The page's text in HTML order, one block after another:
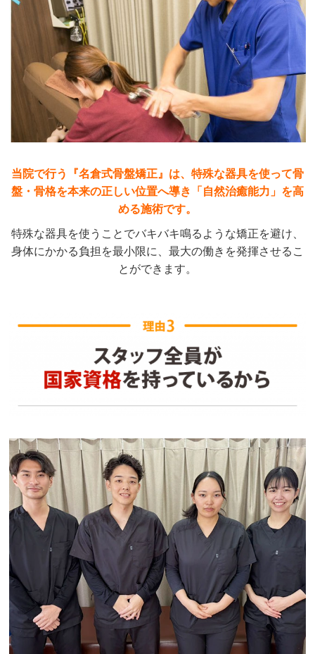
当院で行う『名倉式骨盤矯正』は、特殊な器具を使って骨
盤・骨格を本来の正しい位置へ導き「自然治癒能力」を高
める施術です。
特殊な器具を使うことでバキバキ鳴るような矯正を避け、
身体にかかる負担を最小限に、最大の働きを発揮させるこ
とができます。